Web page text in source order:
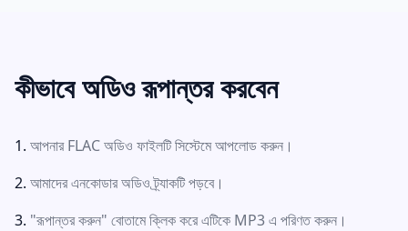
কীভাবে অডিও রূপান্তর করবেন
আপনার FLAC অডিও ফাইলটি সিস্টেমে আপলোড করুন।
আমাদের এনকোডার অডিও ট্র্যাকটি পড়বে।
"রূপান্তর করুন" বোতামে ক্লিক করে এটিকে MP3 এ পরিণত করুন।